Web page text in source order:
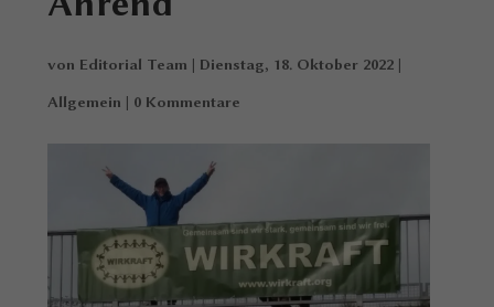
von Editorial Team | Dienstag, 18. Oktober 2022 |
Allgemein | 0 Kommentare